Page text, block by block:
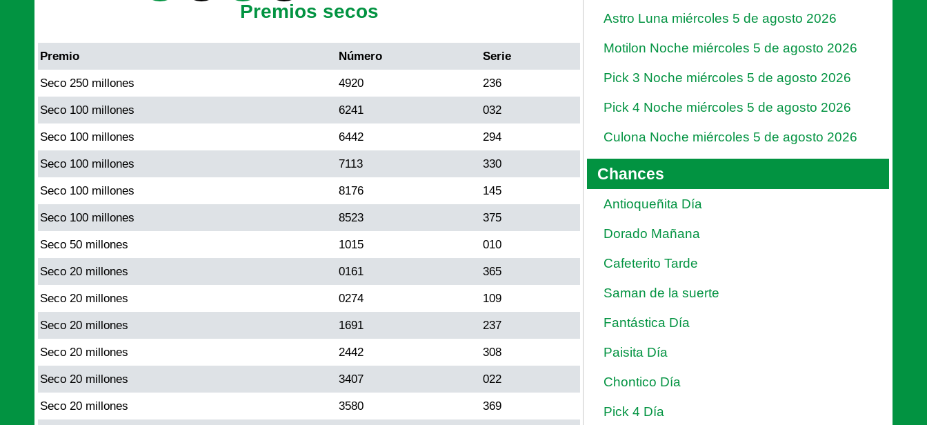
Premios secos
Premio Número Serie
Seco 250 millones 4920 236
Seco 100 millones 6241 032
Seco 100 millones 6442 294
Seco 100 millones 7113 330
Seco 100 millones 8176 145
Seco 100 millones 8523 375
Seco 50 millones 1015 010
Seco 20 millones 0161 365
Seco 20 millones 0274 109
Seco 20 millones 1691 237
Seco 20 millones 2442 308
Seco 20 millones 3407 022
Seco 20 millones 3580 369
Astro Luna miércoles 5 de agosto 2026
Motilon Noche miércoles 5 de agosto 2026
Pick 3 Noche miércoles 5 de agosto 2026
Pick 4 Noche miércoles 5 de agosto 2026
Culona Noche miércoles 5 de agosto 2026
Chances
Antioqueñita Día
Dorado Mañana
Cafeterito Tarde
Saman de la suerte
Fantástica Día
Paisita Día
Chontico Día
Pick 4 Día